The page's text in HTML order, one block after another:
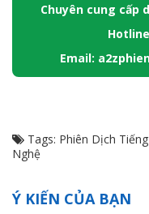
Chuyên cung cấp
Email:
Tags: Phiên Dịch
Nghệ
Ý KIẾN CỦA BẠN